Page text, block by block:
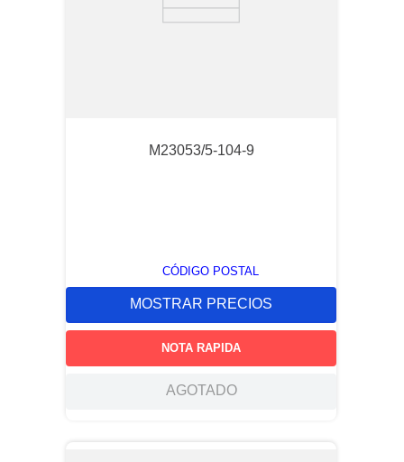
M23053/5-104-9
CÓDIGO POSTAL
MOSTRAR PRECIOS
NOTA RAPIDA
AGOTADO